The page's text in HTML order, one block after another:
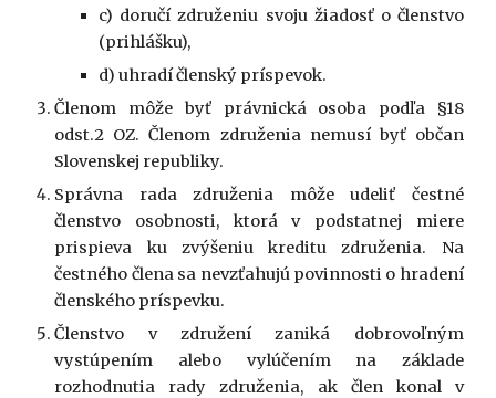
c) doručí združeniu svoju žiadosť o členstvo
(prihlášku),
d) uhradí členský príspevok.
Členom môže byť právnická osoba podľa §18
odst.2 OZ. Členom združenia nemusí byť občan
Slovenskej republiky.
Správna rada združenia môže udeliť čestné
členstvo osobnosti, ktorá v podstatnej miere
prispieva ku zvýšeniu kreditu združenia. Na
čestného člena sa nevzťahujú povinnosti o hradení
členského príspevku.
Členstvo v združení zaniká dobrovoľným
vystúpením alebo vylúčením na základe
rozhodnutia rady združenia, ak člen konal v